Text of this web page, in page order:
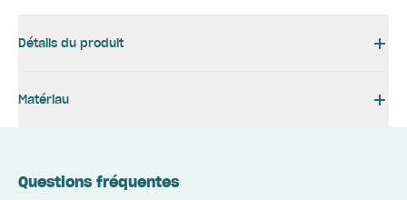
Détails du produit
Matériau
Questions fréquentes